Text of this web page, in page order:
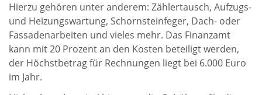
Hierzu gehören unter anderem: Zählertausch, Aufzugs-
und Heizungswartung, Schornsteinfeger, Dach- oder
Fassadenarbeiten und vieles mehr. Das Finanzamt
kann mit 20 Prozent an den Kosten beteiligt werden,
der Höchstbetrag für Rechnungen liegt bei 6.000 Euro
im Jahr.